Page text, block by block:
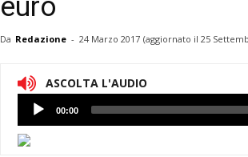
euro
Da Redazione - 24 Marzo 2017 (aggiornato il 25
ASCOLTA L'AUDIO
Lettore
Audio
00:00